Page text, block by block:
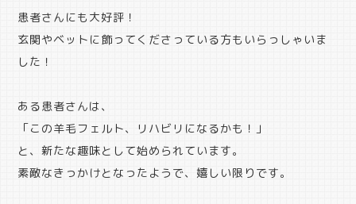
患者さんにも大好評！
玄関やベットに飾ってくださっている方もいらっしゃいま
した！
ある患者さんは、
「この羊毛フェルト、リハビリになるかも！」
と、新たな趣味として始められています。
素敵なきっかけとなったようで、嬉しい限りです。